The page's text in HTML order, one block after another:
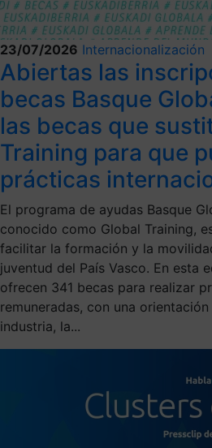
23/07/2026 Internacionalización
Abiertas las
becas Basque
las becas que
Training para que
prácticas
El programa de ayudas Basque
conocido como Global Training,
facilitar la formación y la
juventud del País Vasco. En esta
ofrecen 341 becas para realizar
remuneradas, con una
industria, la...